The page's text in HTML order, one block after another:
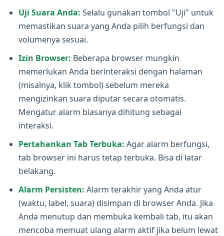
Uji Suara Anda: Selalu gunakan tombol "Uji" untuk
memastikan suara yang Anda pilih berfungsi dan
volumenya sesuai.
Izin Browser: Beberapa browser mungkin
memerlukan Anda berinteraksi dengan halaman
(misalnya, klik tombol) sebelum mereka
mengizinkan suara diputar secara otomatis.
Mengatur alarm biasanya dihitung sebagai
interaksi.
Pertahankan Tab Terbuka: Agar alarm berfungsi,
tab browser ini harus tetap terbuka. Bisa di latar
belakang.
Alarm Persisten: Alarm terakhir yang Anda atur
(waktu, label, suara) disimpan di browser Anda. Jika
Anda menutup dan membuka kembali tab, itu akan
mencoba memuat ulang alarm aktif jika belum lewat